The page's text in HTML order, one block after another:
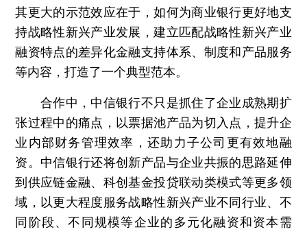
其更大的示范效应在于，如何为商业银行更好地支
持战略性新兴产业发展，建立匹配战略性新兴产业
融资特点的差异化金融支持体系、制度和产品服务
等内容，打造了一个典型范本。
合作中，中信银行不只是抓住了企业成熟期扩
张过程中的痛点，以票据池产品为切入点，提升企
业内部财务管理效率，还助力子公司更有效地融
资。中信银行还将创新产品与企业共振的思路延伸
到供应链金融、科创基金投贷联动类模式等更多领
域，以更大程度服务战略性新兴产业不同行业、不
同阶段、不同规模等企业的多元化融资和资本需